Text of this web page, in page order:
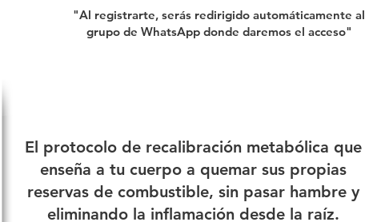
"Al registrarte, serás redirigido automáticamente al
grupo de WhatsApp donde daremos el acceso"
El protocolo de recalibración metabólica que
enseña a tu cuerpo a quemar sus propias
reservas de combustible, sin pasar hambre y
eliminando la inflamación desde la raíz.